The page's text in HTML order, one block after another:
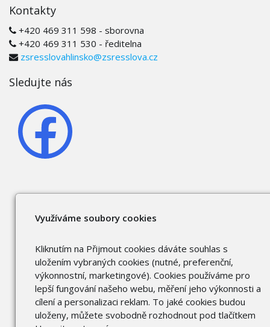
Kontakty
+420 469 311 598 - sborovna
+420 469 311 530 - ředitelna
zsresslovahlinsko@zsresslova.cz
Sledujte nás
Využíváme soubory cookies
Kliknutím na Přijmout cookies dáváte souhlas s
uložením vybraných cookies (nutné, preferenční,
výkonnostní, marketingové). Cookies používáme pro
lepší fungování našeho webu, měření jeho výkonnosti a
cílení a personalizaci reklam. To jaké cookies budou
uloženy, můžete svobodně rozhodnout pod tlačítkem